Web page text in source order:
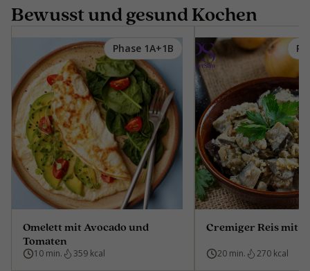
Bewusst und gesund Kochen
Phase 1A+1B
Omelett mit Avocado und
Tomaten
10 min. 359 kcal
Cremiger Reis mit
20 min. 270 kcal